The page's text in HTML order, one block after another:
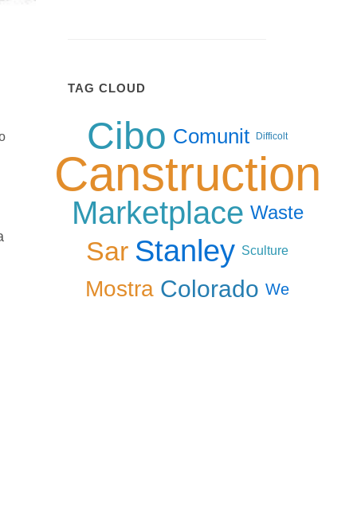
TAG CLOUD
Cibo Comunit Difficolt
Canstruction
Marketplace Waste
Sar Stanley Sculture
Mostra Colorado We